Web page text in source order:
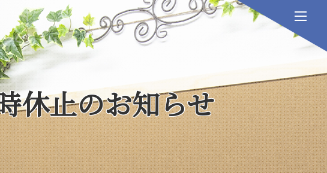
休止のお知らせ